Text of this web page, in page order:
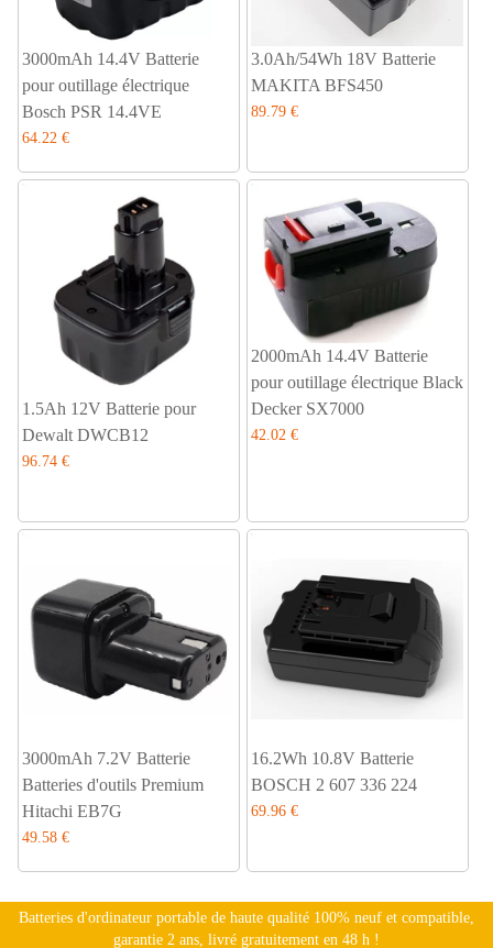
3000mAh 14.4V Batterie
pour outillage électrique
Bosch PSR 14.4VE
64.22 €
3.0Ah/54Wh 18V Batterie
MAKITA BFS450
89.79 €
1.5Ah 12V Batterie pour
Dewalt DWCB12
96.74 €
2000mAh 14.4V Batterie
pour outillage électrique Black
Decker SX7000
42.02 €
3000mAh 7.2V Batterie
Batteries d'outils Premium
Hitachi EB7G
49.58 €
16.2Wh 10.8V Batterie
BOSCH 2 607 336 224
69.96 €
Batteries d'ordinateur portable de haute qualité 100% neuf et compatible,
garantie 2 ans, livré gratuitement en 48 h !